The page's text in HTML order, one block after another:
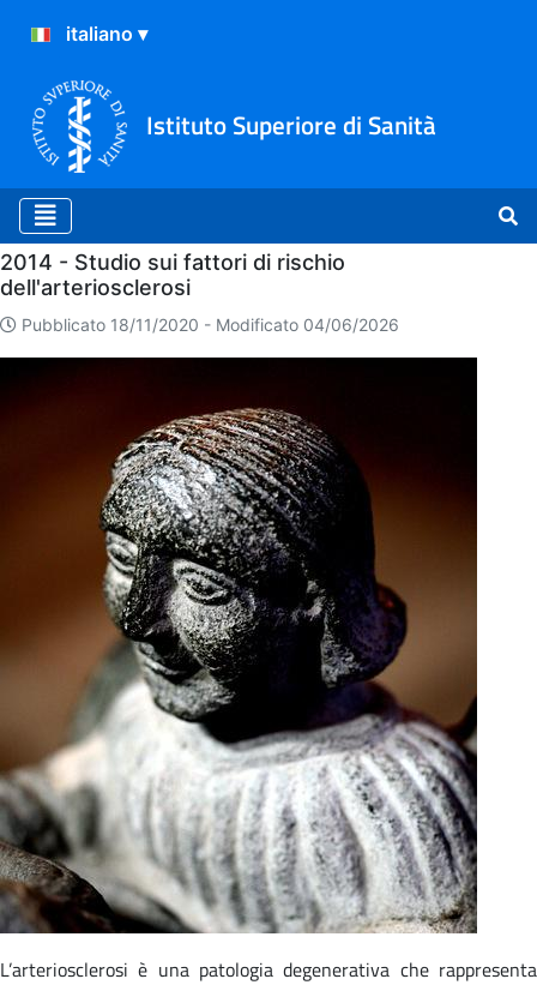
Istituto Superiore di Sanità
Home
2014 - Studio sui fattori di rischio
dell'arteriosclerosi
Pubblicato 18/11/2020 - Modificato 04/06/2026
L’arteriosclerosi è una patologia degenerativa che rappresenta